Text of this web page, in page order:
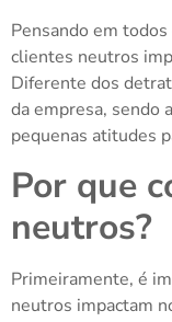
Pensando em
clientes neutros
Diferente dos
da empresa, sendo
pequenas atitudes
Por que
neutros?
Primeiramente, é
neutros impactam